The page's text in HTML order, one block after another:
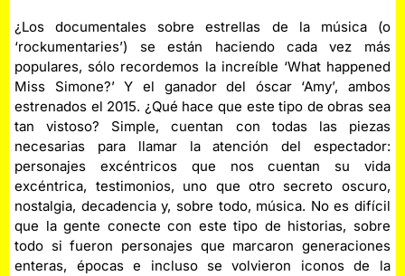
¿Los documentales sobre estrellas de la música (o
‘rockumentaries’) se están haciendo cada vez más
populares, sólo recordemos la increíble ‘What happened
Miss Simone?’ Y el ganador del óscar ‘Amy’, ambos
estrenados el 2015. ¿Qué hace que este tipo de obras sea
tan vistoso? Simple, cuentan con todas las piezas
necesarias para llamar la atención del espectador:
personajes excéntricos que nos cuentan su vida
excéntrica, testimonios, uno que otro secreto oscuro,
nostalgia, decadencia y, sobre todo, música. No es difícil
que la gente conecte con este tipo de historias, sobre
todo si fueron personajes que marcaron generaciones
enteras, épocas e incluso se volvieron iconos de la